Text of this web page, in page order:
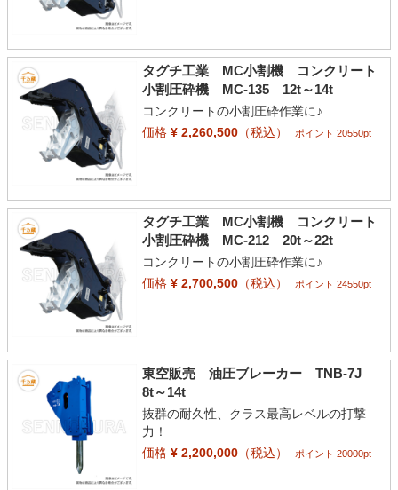
タグチ工業 MC小割機 コンクリート
小割圧砕機 MC-135 12t～14t
コンクリートの小割圧砕作業に♪
価格¥ 2,260,500（税込） ポイント 20550pt
タグチ工業 MC小割機 コンクリート
小割圧砕機 MC-212 20t～22t
コンクリートの小割圧砕作業に♪
価格¥ 2,700,500（税込） ポイント 24550pt
東空販売 油圧ブレーカー TNB-7J
8t～14t
抜群の耐久性、クラス最高レベルの打撃
力！
価格¥ 2,200,000（税込） ポイント 20000pt